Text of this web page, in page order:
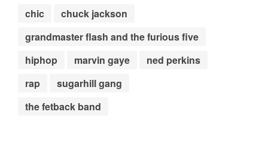
chic
chuck jackson
grandmaster flash and the furious five
hiphop
marvin gaye
ned perkins
rap
sugarhill gang
the fetback band